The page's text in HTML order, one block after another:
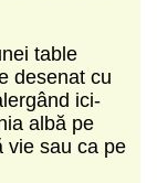
table
desenat cu
ici-
albă pe
vie sau ca pe